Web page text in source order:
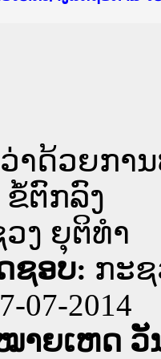
າດ້ວຍກາ
ຂໍ້ຕົກລົງ
ງ ຍຸຕິທໍາ
ຊອບ: ກະ
07-2014
າຍເຫດ ວັ